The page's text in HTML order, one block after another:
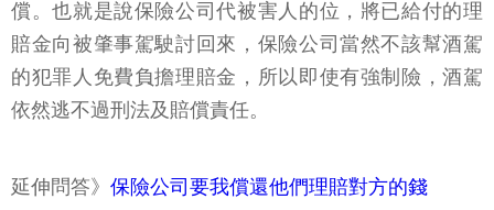
償。也就是說保險公司代被害人的位，將已給付的理
賠金向被肇事駕駛討回來，保險公司當然不該幫酒駕
的犯罪人免費負擔理賠金，所以即使有強制險，酒駕
依然逃不過刑法及賠償責任。
延伸問答》 保險公司要我償還他們理賠對方的錢